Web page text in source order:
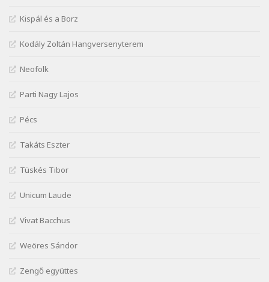
Szélkiáltó
Szélkiáltó
József Attila: Mióta elmentél
József Attila: Ne bántsda gyönge nőt
Szélkiáltó
Szélkiáltó
József Attila: Szerelmesvers
József Attila: Tószunnyadó
Szélkiáltó
Kispál és a Borz
Kodály Zoltán Hangversenyterem
Neofolk
Parti Nagy Lajos
Pécs
Takáts Eszter
Tüskés Tibor
Unicum Laude
Vivat Bacchus
Weöres Sándor
Zengő együttes